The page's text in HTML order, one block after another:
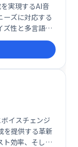
実現するAI音
ーズに対応する
ズ性と多言語対
兼ね備え、教育
での活用に最
イスチェンジ
を提供する革新
ト効率、そして